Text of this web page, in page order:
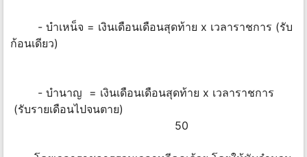
- บำเหน็จ = เงินเดือนเดือนสุดท้าย x เวลาราชการ (รับ
ก้อนเดียว)
- บำนาญ = เงินเดือนเดือนสุดท้าย x เวลาราชการ
(รับรายเดือนไปจนตาย)
50